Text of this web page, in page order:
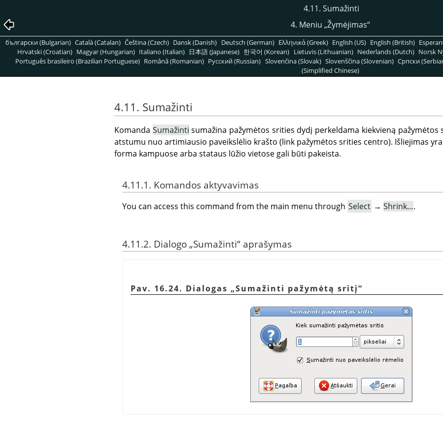
4.11. Sumažinti
4. Meniu „Žymėjimas“
български (Bulgarian) Català (Catalan) Čeština (Czech) Dansk (Danish) Deutsch (German) Ελληνικά (Greek) English (US) English (British)
Hrvatski (Croatian) Magyar (Hungarian) Italiano (Italian) 日本語 (Japanese) 한국어 (Korean) Lietuvis (Lithuanian) Nederlands (Dutch) Norsk
Português brasileiro (Brazilian Portuguese) Română (Romanian) Pусский (Russian) Slovenčina (Slovak) Slovenščina (Slovenian) Српски
(Simplified Chinese)
4.11. Sumažinti
Komanda Sumažinti sumažina pažymėtos srities dydį perkeldama kiekvieną
atstumu nuo artimiausio paveikslėlio krašto (link pažymėtos srities centro). Išliejimas
forma kampuose arba stataus lūžio vietose gali būti pakeista.
4.11.1. Komandos aktyvavimas
You can access this command from the main menu through Select → Shrink….
4.11.2. Dialogo„Sumažinti“ aprašymas
Pav. 16.24. Dialogas „Sumažinti pažymėtą sritį“